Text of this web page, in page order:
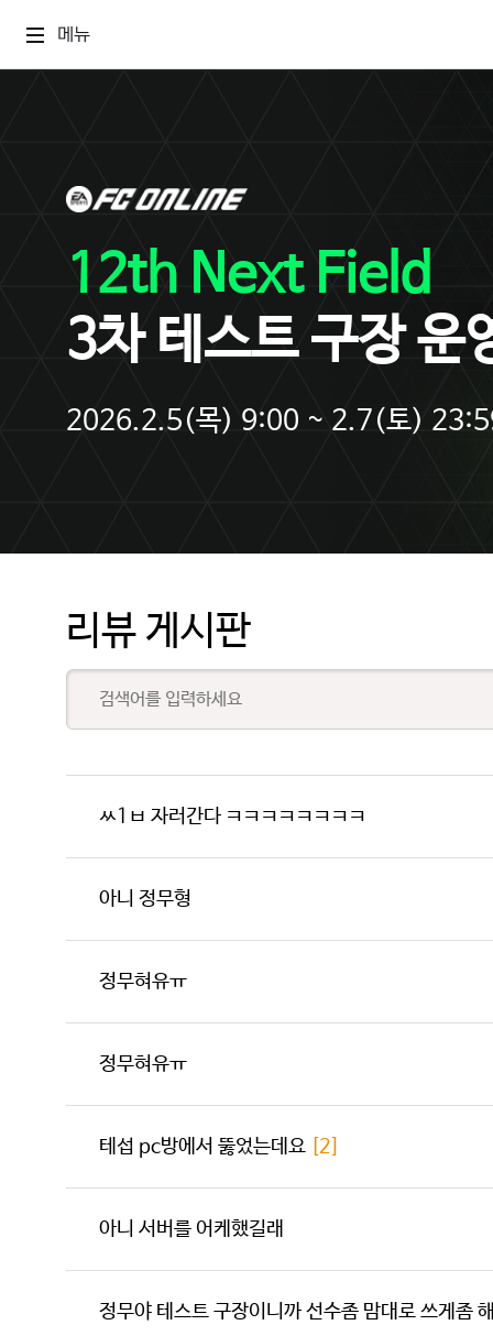
메뉴
12th Next Field
3차 테스트 구장 운
2026.2.5(목) 9:00 ~ 2.7(토)
리뷰 게시판
ㅆ1ㅂ 자러간다 ㅋㅋㅋㅋㅋㅋㅋㅋ
아니 정무형
정무혀유ㅠ
정무혀유ㅠ
테섭 pc방에서 뚫었는데요 [2]
아니 서버를 어케했길래
정무야 테스트 구장이니까 선수좀 맘대로 쓰게좀